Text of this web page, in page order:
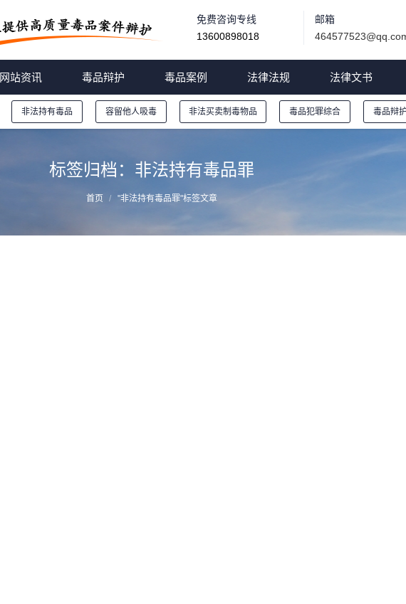
免费咨询专线
13600898018
邮箱
网站资讯 毒品辩护 毒品案例 法律法规 法律文书
非法持有毒品 容留他人吸毒 非法买卖制毒物品 毒品犯罪综合 毒品辩
标签归档： 非法持有毒品罪
首页 "非法持有毒品罪"标签文章